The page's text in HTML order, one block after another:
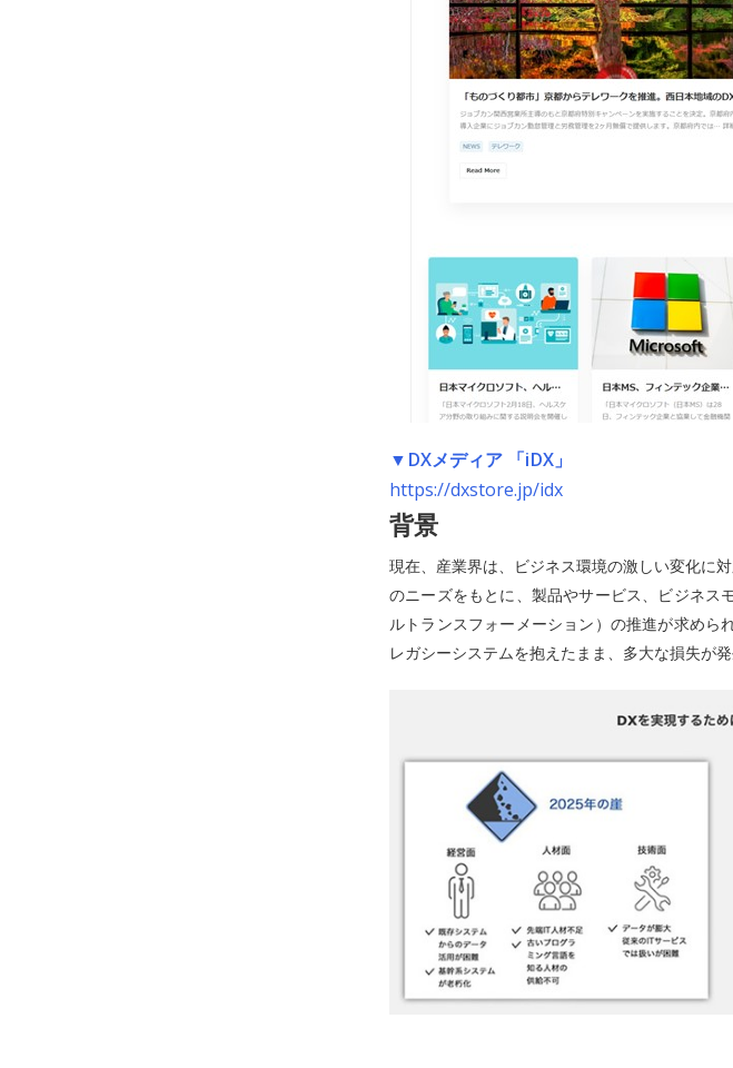
▼DXメディア 「iDX」
https://dxstore.jp/idx
背景
現在、産業界は、ビジネス環境の激しい変化に
のニーズをもとに、製品やサービス、ビジネス
ルトランスフォーメーション）の推進が求めら
レガシーシステムを抱えたまま、多大な損失が